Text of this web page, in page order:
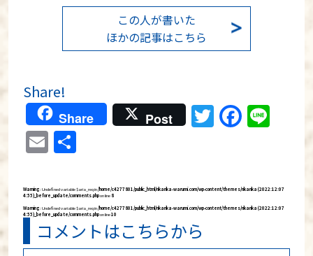
この人が書いた
ほかの記事はこちら
Share!
Share Post Twitter
Email
Warning: Undefined variable $aria_req in/home/c4277801/public_html/rikarika-warumi.com/wp-content/themes/rikarika (2022:12:07
4:55)_before_update/comments.phpon line 8
Warning: Undefined variable $aria_req in/home/c4277801/public_html/rikarika-warumi.com/wp-content/themes/rikarika (2022:12:07
4:55)_before_update/comments.phpon line10
コメントはこちらから